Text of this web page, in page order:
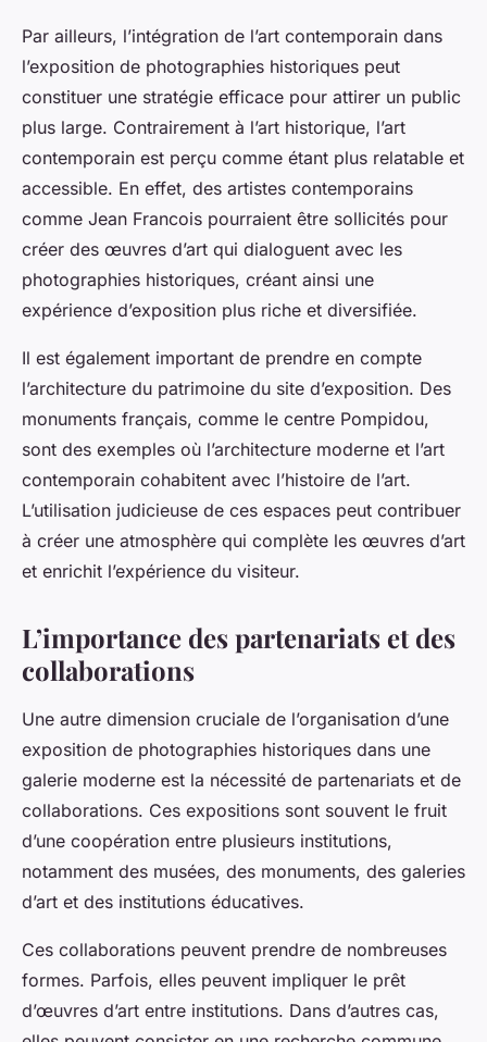
Par ailleurs, l’intégration de l’art contemporain dans
l’exposition de photographies historiques peut
constituer une stratégie efficace pour attirer un public
plus large. Contrairement à l’art historique, l’art
contemporain est perçu comme étant plus relatable et
accessible. En effet, des artistes contemporains
comme Jean Francois pourraient être sollicités pour
créer des œuvres d’art qui dialoguent avec les
photographies historiques, créant ainsi une
expérience d’exposition plus riche et diversifiée.
Il est également important de prendre en compte
l’architecture du patrimoine du site d’exposition. Des
monuments français, comme le centre Pompidou,
sont des exemples où l’architecture moderne et l’art
contemporain cohabitent avec l’histoire de l’art.
L’utilisation judicieuse de ces espaces peut contribuer
à créer une atmosphère qui complète les œuvres d’art
et enrichit l’expérience du visiteur.
L’importance des partenariats et des
collaborations
Une autre dimension cruciale de l’organisation d’une
exposition de photographies historiques dans une
galerie moderne est la nécessité de partenariats et de
collaborations. Ces expositions sont souvent le fruit
d’une coopération entre plusieurs institutions,
notamment des musées, des monuments, des galeries
d’art et des institutions éducatives.
Ces collaborations peuvent prendre de nombreuses
formes. Parfois, elles peuvent impliquer le prêt
d’œuvres d’art entre institutions. Dans d’autres cas,